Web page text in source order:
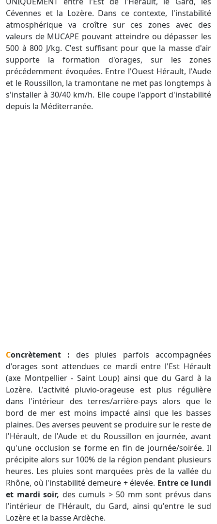
Cévennes et la Lozère. Dans ce contexte, l'instabilité
atmosphérique va croître sur ces zones avec des
valeurs de MUCAPE pouvant atteindre ou dépasser les
500 à 800 J/kg. C'est suffisant pour que la masse d'air
supporte la formation d'orages, sur les zones
précédemment évoquées. Entre l'Ouest Hérault, l'Aude
et le Roussillon, la tramontane ne met pas longtemps à
s'installer à 30/40 km/h. Elle coupe l'apport d'instabilité
depuis la Méditerranée.
Concrètement : des pluies parfois accompagnées
d'orages sont attendues ce mardi entre l'Est Hérault
(axe Montpellier - Saint Loup) ainsi que du Gard à la
Lozère. L'activité pluvio-orageuse est plus régulière
dans l'intérieur des terres/arrière-pays alors que le
bord de mer est moins impacté ainsi que les basses
plaines. Des averses peuvent se produire sur le reste de
l'Hérault, de l'Aude et du Roussillon en journée, avant
qu'une occlusion se forme en fin de journée/soirée. Il
précipite alors sur 100% de la région pendant plusieurs
heures. Les pluies sont marquées près de la vallée du
Rhône, où l'instabilité demeure + élevée. Entre ce lundi
et mardi soir, des cumuls > 50 mm sont prévus dans
l'intérieur de l'Hérault, du Gard, ainsi qu'entre le sud
Lozère et la basse Ardèche.